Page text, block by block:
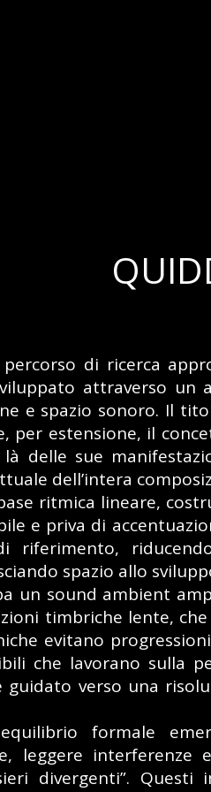
percorso di ricerca
attraverso
e spazio sonoro. Il
per estensione, il
delle sue
dell’intera
ritmica lineare,
e priva di
riferimento,
spazio allo
un sound ambient
timbriche lente,
evitano
che lavorano sulla
guidato verso una
formale
leggere
divergenti”.